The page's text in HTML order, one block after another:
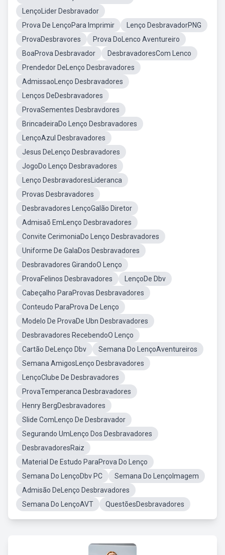
LençoLider Desbravador
Prova De LençoPara Imprimir
Lenço DesbravadorPNG
ProvaDesbravores
Prova DoLenco Aventureiro
BoaProva Desbravador
DesbravadoresCom Lenco
Prendedor DeLenço Desbravadores
AdmissaoLenço Desbravadores
Lenços DeDesbravadores
ProvaSementes Desbravdores
BrincadeiraDo Lenço Desbravadores
LençoAzul Desbravadores
Jesus DeLenço Desbravadores
JogoDo Lenço Desbravadores
Lenço DesbravadoresLideranca
Provas Desbravadores
Desbravadores LençoGalão Diretor
Admisaõ EmLenço Desbravadores
Convite CerimoniaDo Lenço Desbravadores
Uniforme De GalaDos Desbravadores
Desbravadores GirandoO Lenço
ProvaFelinos Desbravadores
LençoDe Dbv
Cabeçalho ParaProvas Desbravadores
Conteudo ParaProva De Lenço
Modelo De ProvaDe Ubn Desbravadores
Desbravadores RecebendoO Lenço
Cartão DeLenço Dbv
Semana Do LençoAventureiros
Semana AmigosLenço Desbravadores
LençoClube De Desbravadores
ProvaTemperanca Desbravadores
Henry BergDesbravadores
Slide ComLenço De Desbravador
Segurando UmLenço Dos Desbravadores
DesbravadoresRaiz
Material De Estudo ParaProva Do Lenço
Semana Do LençoDbv PC
Semana Do LençoImagem
Admisão DeLenço Desbravadores
Semana Do LençoAVT
QuestõesDesbravadores